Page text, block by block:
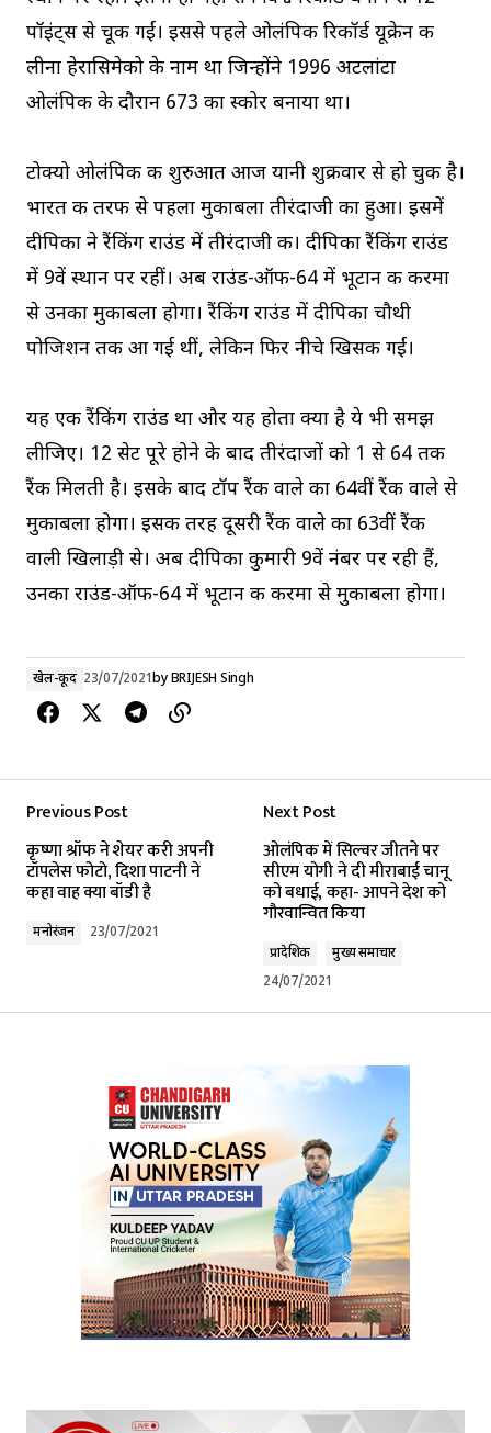
पॉइंट्स से चूक गईं। इससे पहले ओलंपिक रिकॉर्ड यूक्रेन की
लीना हेरासिमेको के नाम था जिन्होंने 1996 अटलांटा
ओलंपिक के दौरान 673 का स्कोर बनाया था।
टोक्यो ओलंपिक की शुरुआत आज यानी शुक्रवार से हो चुकी है।
भारत की तरफ से पहला मुकाबला तीरंदाजी का हुआ। इसमें
दीपिका ने रैंकिंग राउंड में तीरंदाजी की। दीपिका रैंकिंग राउंड
में 9वें स्थान पर रहीं। अब राउंड-ऑफ-64 में भूटान की करमा
से उनका मुकाबला होगा। रैंकिंग राउंड में दीपिका चौथी
पोजिशन तक आ गई थीं, लेकिन फिर नीचे खिसक गईं।
यह एक रैंकिंग राउंड था और यह होता क्या है ये भी समझ
लीजिए। 12 सेट पूरे होने के बाद तीरंदाजों को 1 से 64 तक
रैंक मिलती है। इसके बाद टॉप रैंक वाले का 64वीं रैंक वाले से
मुकाबला होगा। इसकी तरह दूसरी रैंक वाले का 63वीं रैंक
वाली खिलाड़ी से। अब दीपिका कुमारी 9वें नंबर पर रही हैं,
उनका राउंड-ऑफ-64 में भूटान की करमा से मुकाबला होगा।
खेल-कूद 23/07/2021byBRIJESH Singh
Previous Post
कृष्णा श्रॉफ ने शेयर करी अपनी
टॉपलेस फोटो, दिशा पाटनी ने
कहा वाह क्या बॉडी है
मनोरंजन 23/07/2021
Next Post
ओलंपिक में सिल्वर जीतने पर
सीएम योगी ने दी मीराबाई चानू
को बधाई, कहा- आपने देश को
गौरवान्वित किया
प्रादेशिक
मुख्य समाचार
24/07/2021